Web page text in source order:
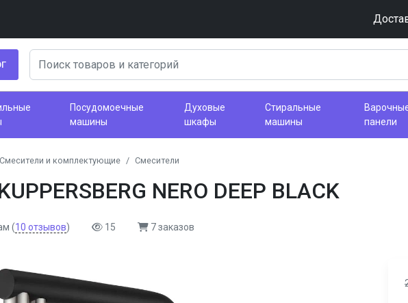
Посудомоечные
машины
Духовые
шкафы
Стиральные
машины
панели
Смесители и комплектующие Смесители
NERO DEEP BLACK
(10 отзывов) 15 7 заказов